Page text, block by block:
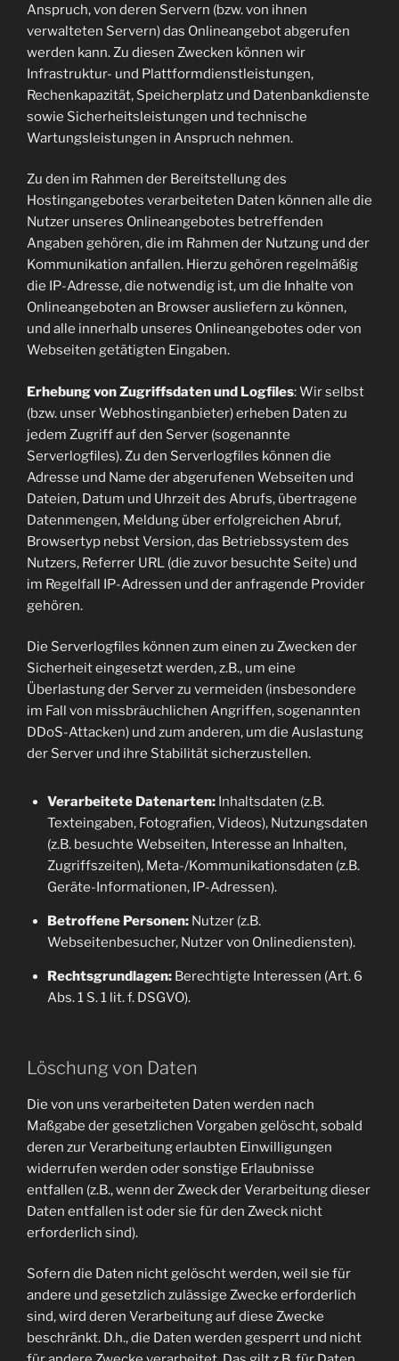
Anspruch, von deren Servern (bzw. von ihnen
verwalteten Servern) das Onlineangebot abgerufen
werden kann. Zu diesen Zwecken können wir
Infrastruktur- und Plattformdienstleistungen,
Rechenkapazität, Speicherplatz und Datenbankdienste
sowie Sicherheitsleistungen und technische
Wartungsleistungen in Anspruch nehmen.
Zu den im Rahmen der Bereitstellung des
Hostingangebotes verarbeiteten Daten können alle die
Nutzer unseres Onlineangebotes betreffenden
Angaben gehören, die im Rahmen der Nutzung und der
Kommunikation anfallen. Hierzu gehören regelmäßig
die IP-Adresse, die notwendig ist, um die Inhalte von
Onlineangeboten an Browser ausliefern zu können,
und alle innerhalb unseres Onlineangebotes oder von
Webseiten getätigten Eingaben.
Erhebung von Zugriffsdaten und Logfiles: Wir selbst
(bzw. unser Webhostinganbieter) erheben Daten zu
jedem Zugriff auf den Server (sogenannte
Serverlogfiles). Zu den Serverlogfiles können die
Adresse und Name der abgerufenen Webseiten und
Dateien, Datum und Uhrzeit des Abrufs, übertragene
Datenmengen, Meldung über erfolgreichen Abruf,
Browsertyp nebst Version, das Betriebssystem des
Nutzers, Referrer URL (die zuvor besuchte Seite) und
im Regelfall IP-Adressen und der anfragende Provider
gehören.
Die Serverlogfiles können zum einen zu Zwecken der
Sicherheit eingesetzt werden, z.B., um eine
Überlastung der Server zu vermeiden (insbesondere
im Fall von missbräuchlichen Angriffen, sogenannten
DDoS-Attacken) und zum anderen, um die Auslastung
der Server und ihre Stabilität sicherzustellen.
Verarbeitete Datenarten:Inhaltsdaten (z.B.
Texteingaben, Fotografien, Videos), Nutzungsdaten
(z.B. besuchte Webseiten, Interesse an Inhalten,
Zugriffszeiten), Meta-/Kommunikationsdaten (z.B.
Geräte-Informationen, IP-Adressen).
Betroffene Personen:Nutzer (z.B.
Webseitenbesucher, Nutzer von Onlinediensten).
Rechtsgrundlagen:Berechtigte Interessen (Art. 6
Abs. 1 S. 1 lit. f. DSGVO).
Löschung von Daten
Die von uns verarbeiteten Daten werden nach
Maßgabe der gesetzlichen Vorgaben gelöscht, sobald
deren zur Verarbeitung erlaubten Einwilligungen
widerrufen werden oder sonstige Erlaubnisse
entfallen (z.B., wenn der Zweck der Verarbeitung dieser
Daten entfallen ist oder sie für den Zweck nicht
erforderlich sind).
Sofern die Daten nicht gelöscht werden, weil sie für
andere und gesetzlich zulässige Zwecke erforderlich
sind, wird deren Verarbeitung auf diese Zwecke
beschränkt. D.h., die Daten werden gesperrt und nicht